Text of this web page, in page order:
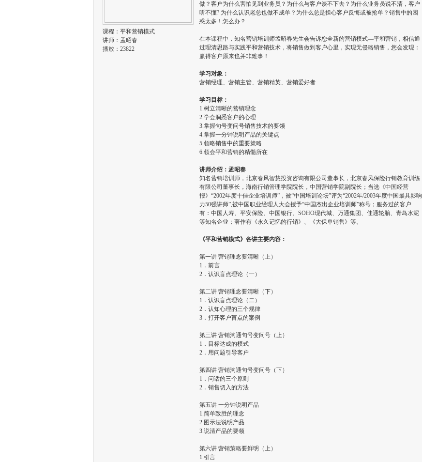
课程： 平和营销模式
讲师： 孟昭春
播放：23822
做？客户为什么害怕见到业务员？为什么与客户谈不下去？为什么业务员说不清，客户
听不懂? 为什么认识老总也做不成单？为什么总是担心客户反悔或被抢单？销售中的困
惑太多！怎么办？
在本课程中，知名营销培训师孟昭春先生会告诉您全新的营销模式—平和营销，相信通
过理清思路与实践平和营销技术，将销售做到客户心里，实现无侵略销售，您会发现：
赢得客户原来也并非难事！
学习对象：
营销经理、营销主管、营销精英、营销爱好者
学习目标：
1.树立清晰的营销理念
2.学会洞悉客户的心理
3.掌握句号变问号销售技术的要领
4.掌握一分钟说明产品的关键点
5.领略销售中的重要策略
6.领会平和营销的精髓所在
讲师介绍：孟昭春
知名营销培训师，北京春风智慧投资咨询有限公司董事长，北京春风保险行销教育训练
有限公司董事长，海南行销管理学院院长，中国营销学院副院长；当选《中国经营
报》“2002年度十佳企业培训师”，被“中国培训论坛”评为“2002年/2003年度中国最具影响
力50强讲师”,被中国职业经理人大会授予“中国杰出企业培训师”称号；服务过的客户
有：中国人寿、平安保险、中国银行、SOHO现代城、万通集团、佳通轮胎、青岛水泥
等知名企业；著作有《永久记忆的行销》、《大保单销售》等。
《平和营销模式》各讲主要内容：
第一讲 营销理念要清晰（上）
1．前言
2．认识盲点理论（一）
第二讲 营销理念要清晰（下）
1．认识盲点理论（二）
2．认知心理的三个规律
3．打开客户盲点的案例
第三讲 营销沟通句号变问号（上）
1．目标达成的模式
2．用问题引导客户
第四讲 营销沟通句号变问号（下）
1．问话的三个原则
2．销售切入的方法
第五讲 一分钟说明产品
1.简单致胜的理念
2.图示法说明产品
3.说清产品的要领
第六讲 营销策略要鲜明（上）
1.引言